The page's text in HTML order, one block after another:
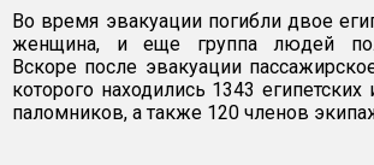
Во время эвакуации погибли двое
женщина, и еще группа людей
Вскоре после эвакуации
которого находились 1343 египетских
паломников, а также 120 членов